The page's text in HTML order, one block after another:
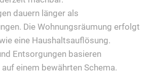
dauern länger als
Die Wohnungsräumung erfolgt
eine Haushaltsauflösung.
Entsorgungen basieren
einem bewährten Schema.